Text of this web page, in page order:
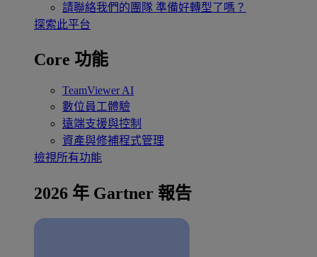
請聯絡我們的團隊 準備好轉型了嗎？
探索此平台
Core 功能
TeamViewer AI
數位員工體驗
遠端支援與控制
資產與修補程式管理
檢視所有功能
2026 年 Gartner 報告